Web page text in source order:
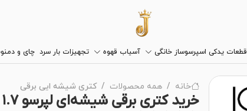
قطعات یدکی اسپرسوساز خانگی آسیاب قهوه تجهیزات بار سرد چای و
خانه همه محصولات کتری شیشه ایی برقی
خرید کتری برقی شیشه‌ای لپرسو ۱.۷ لیتر با مناسب ترین قیمت